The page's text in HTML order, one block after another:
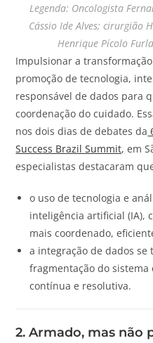
Legenda: Oncologista
Cássio Ide Alves; cirurgião
Henrique Pícolo
Impulsionar a
promoção de tecnologia,
responsável de dados para
coordenação do cuidado.
nos dois dias de debates da
Success Brazil Summit, em
especialistas destacaram
o uso de tecnologia e
inteligência artificial (IA),
mais coordenado,
a integração de dados
fragmentação do
contínua e resolutiva.
2. Armado, mas não